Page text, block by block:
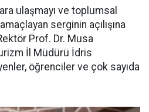
ulaşmayı ve toplumsal
serginin açılışına
Prof. Dr. Musa
İl Müdürü İdris
öğrenciler ve çok sayıda